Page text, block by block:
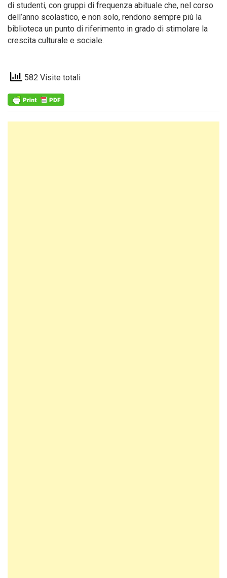
di studenti, con gruppi di frequenza abituale che, nel corso
dell’anno scolastico, e non solo, rendono sempre più la
biblioteca un punto di riferimento in grado di stimolare la
crescita culturale e sociale.
582 Visite totali